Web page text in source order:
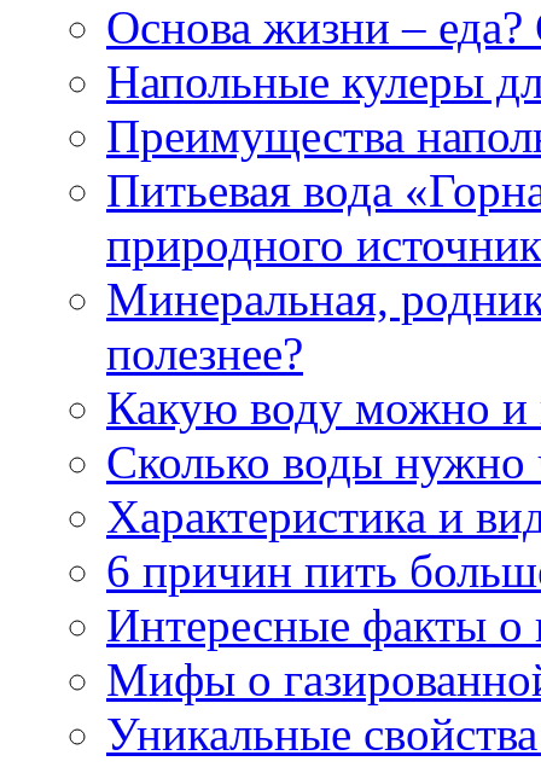
Основа жизни –
Напольные кулеры
Преимущества
Питьевая вода
природного
Минеральная,
полезнее?
Какую воду можно и
Сколько воды нужно
Характеристика и
6 причин пить
Интересные факты о
Мифы о
Уникальные